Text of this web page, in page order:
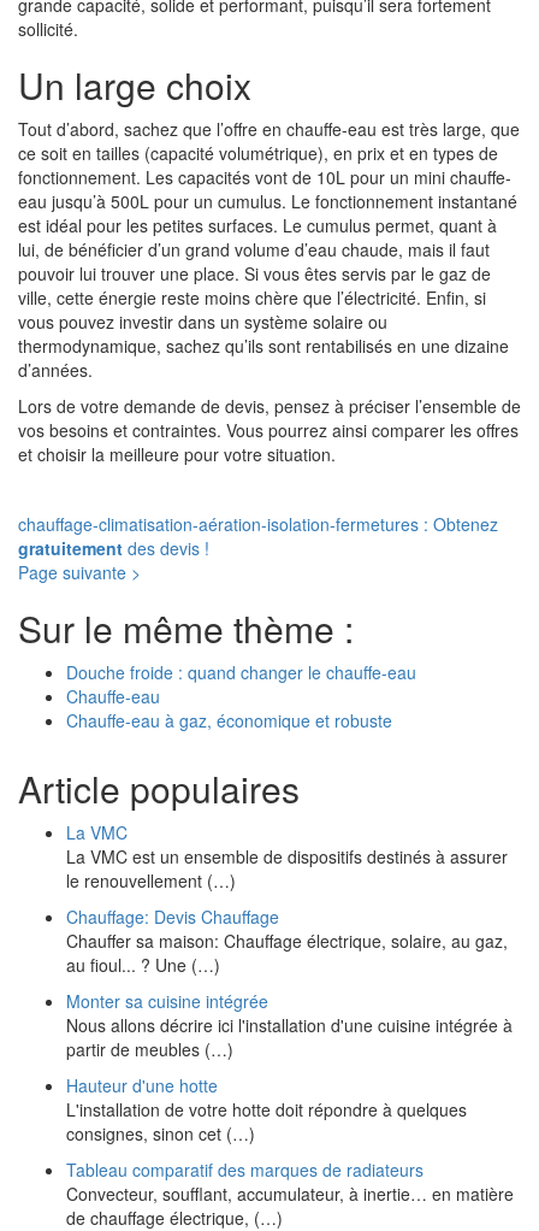
grande capacité, solide et performant, puisqu’il sera fortement
sollicité.
Un large choix
Tout d’abord, sachez que l’offre en chauffe-eau est très large, que
ce soit en tailles (capacité volumétrique), en prix et en types de
fonctionnement. Les capacités vont de 10L pour un mini chauffe-
eau jusqu’à 500L pour un cumulus. Le fonctionnement instantané
est idéal pour les petites surfaces. Le cumulus permet, quant à
lui, de bénéficier d’un grand volume d’eau chaude, mais il faut
pouvoir lui trouver une place. Si vous êtes servis par le gaz de
ville, cette énergie reste moins chère que l’électricité. Enfin, si
vous pouvez investir dans un système solaire ou
thermodynamique, sachez qu’ils sont rentabilisés en une dizaine
d’années.
Lors de votre demande de devis, pensez à préciser l’ensemble de
vos besoins et contraintes. Vous pourrez ainsi comparer les offres
et choisir la meilleure pour votre situation.
chauffage-climatisation-aération-isolation-fermetures : Obtenez
gratuitement des devis !
Page suivante >
Sur le même thème :
Douche froide : quand changer le chauffe-eau
Chauffe-eau
Chauffe-eau à gaz, économique et robuste
Article populaires
La VMC
La VMC est un ensemble de dispositifs destinés à assurer
le renouvellement (…)
Chauffage: Devis Chauffage
Chauffer sa maison: Chauffage électrique, solaire, au gaz,
au fioul... ? Une (…)
Monter sa cuisine intégrée
Nous allons décrire ici l'installation d'une cuisine intégrée à
partir de meubles (…)
Hauteur d'une hotte
L'installation de votre hotte doit répondre à quelques
consignes, sinon cet (…)
Tableau comparatif des marques de radiateurs
Convecteur, soufflant, accumulateur, à inertie… en matière
de chauffage électrique, (…)